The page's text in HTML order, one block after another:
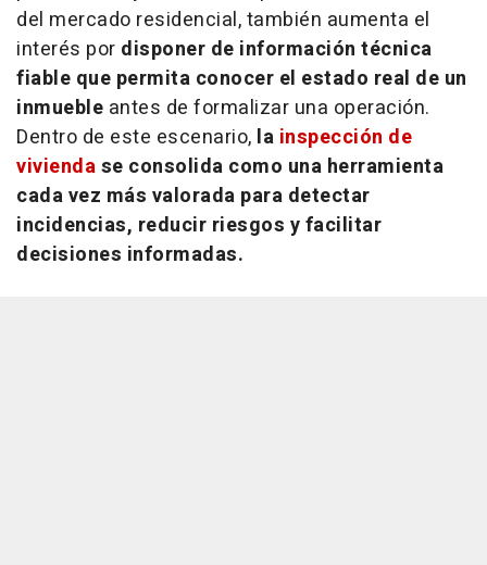
del mercado residencial, también aumenta el
interés por disponer de información técnica
fiable que permita conocer el estado real de un
inmueble antes de formalizar una operación.
Dentro de este escenario, la inspección de
viviendase consolida como una herramienta
cada vez más valorada para detectar
incidencias, reducir riesgos y facilitar
decisiones informadas.